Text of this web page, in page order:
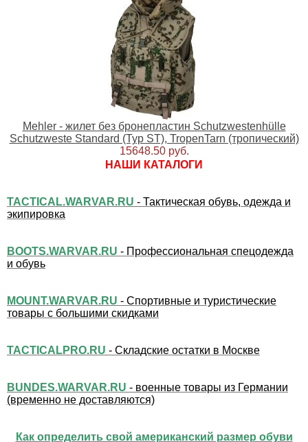
Mehler - жилет без бронепластин Schutzwestenhülle
Schutzweste Standard (Typ ST), TropenTarn (тропический)
15648.50 руб.
НАШИ КАТАЛОГИ
TACTICAL.WARVAR.RU - Тактическая обувь, одежда и
экипировка
BOOTS.WARVAR.RU - Профессиональная спецодежда
и обувь
MOUNT.WARVAR.RU - Спортивные и туристические
товары с большими скидками
TACTICALPRO.RU - Складские остатки в Москве
BUNDES.WARVAR.RU - военные товары из Германии
(временно не доставляются)
Как определить свой американский размер обуви